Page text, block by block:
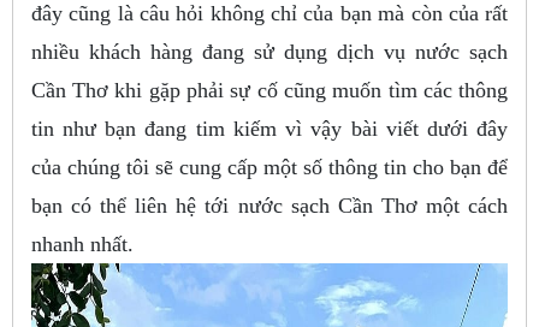
đây cũng là câu hỏi không chỉ của bạn mà còn của rất
nhiều khách hàng đang sử dụng dịch vụ nước sạch
Cần Thơ khi gặp phải sự cố cũng muốn tìm các thông
tin như bạn đang tim kiếm vì vậy bài viết dưới đây
của chúng tôi sẽ cung cấp một số thông tin cho bạn để
bạn có thể liên hệ tới nước sạch Cần Thơ một cách
nhanh nhất.